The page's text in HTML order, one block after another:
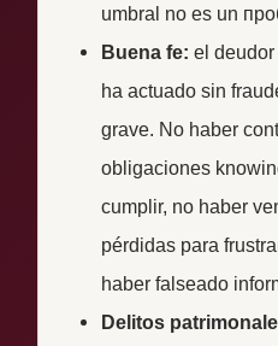
umbral no es un
Buena fe: el
ha actuado sin
grave. No haber
obligaciones
cumplir, no haber
pérdidas para
haber falseado
Delitos